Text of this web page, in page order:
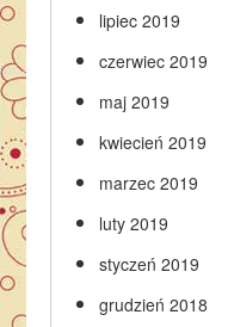
lipiec 2019
czerwiec 2019
maj 2019
kwiecień 2019
marzec 2019
luty 2019
styczeń 2019
grudzień 2018